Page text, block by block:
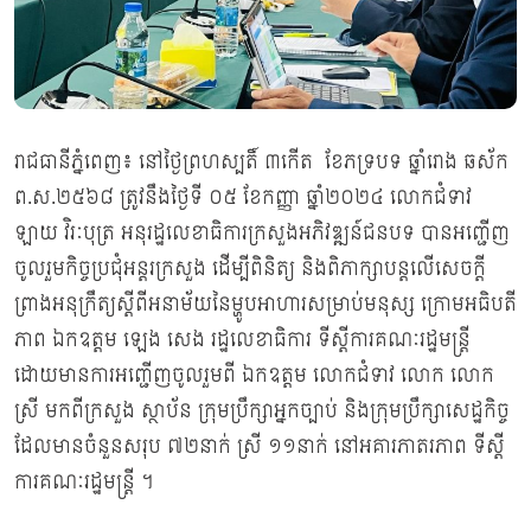
រាជធានីភ្នំពេញ៖ នៅថ្ងៃព្រហស្បតិ៍ ៣កើត ខែភទ្របទ ឆ្នាំរោង ឆស័ក
ព.ស.២៥៦៨ ត្រូវនឹងថ្ងៃទី ០៥ ខែកញ្ញា ឆ្នាំ២០២៤ លោកជំទាវ
ឡាយ វិរៈបុត្រ អនុរដ្ឋលេខាធិការក្រសួងអភិវឌ្ឍន៍ជនបទ បានអញ្ជើញ
ចូលរួមកិច្ចប្រជុំអន្តរក្រសួង ដើម្បីពិនិត្យ និងពិភាក្សាបន្តលើសេចក្តី
ព្រាងអនុក្រឹត្យស្តីពីអនាម័យនៃម្ហូបអាហារសម្រាប់មនុស្ស ក្រោមអធិបតី
ភាព ឯកឧត្តម ឡេង សេង រដ្ឋលេខាធិការ ទីស្តីការគណៈរដ្ឋមន្រ្តី
ដោយមានការអញ្ជើញចូលរួមពី ឯកឧត្តម លោកជំទាវ លោក លោក
ស្រី មកពីក្រសួង ស្ថាប័ន ក្រុមប្រឹក្សាអ្នកច្បាប់ និងក្រុមប្រឹក្សាសេដ្ឋកិច្ច
ដែលមានចំនួនសរុប ៧២នាក់ ស្រី ១១នាក់ នៅអគារភាតរភាព ទីស្តី
ការគណៈរដ្ឋមន្រ្តី ។